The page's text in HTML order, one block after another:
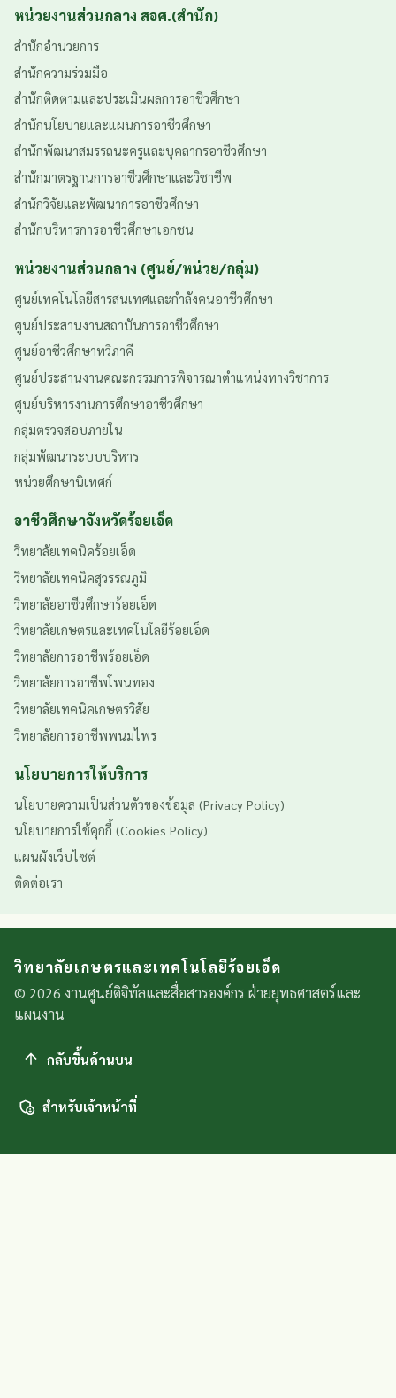
หน่วยงานส่วนกลาง สอศ.(สำนัก)
สำนักอำนวยการ
สำนักความร่วมมือ
สำนักติดตามและประเมินผลการอาชีวศึกษา
สำนักนโยบายและแผนการอาชีวศึกษา
สำนักพัฒนาสมรรถนะครูและบุคลากรอาชีวศึกษา
สำนักมาตรฐานการอาชีวศึกษาและวิชาชีพ
สำนักวิจัยและพัฒนาการอาชีวศึกษา
สำนักบริหารการอาชีวศึกษาเอกชน
หน่วยงานส่วนกลาง (ศูนย์/หน่วย/กลุ่ม)
ศูนย์เทคโนโลยีสารสนเทศและกำลังคนอาชีวศึกษา
ศูนย์ประสานงานสถาบันการอาชีวศึกษา
ศูนย์อาชีวศึกษาทวิภาคี
ศูนย์ประสานงานคณะกรรมการพิจารณาตำแหน่งทางวิชาการ
ศูนย์บริหารงานการศึกษาอาชีวศึกษา
กลุ่มตรวจสอบภายใน
กลุ่มพัฒนาระบบบริหาร
หน่วยศึกษานิเทศก์
อาชีวศึกษาจังหวัดร้อยเอ็ด
วิทยาลัยเทคนิคร้อยเอ็ด
วิทยาลัยเทคนิคสุวรรณภูมิ
วิทยาลัยอาชีวศึกษาร้อยเอ็ด
วิทยาลัยเกษตรและเทคโนโลยีร้อยเอ็ด
วิทยาลัยการอาชีพร้อยเอ็ด
วิทยาลัยการอาชีพโพนทอง
วิทยาลัยเทคนิคเกษตรวิสัย
วิทยาลัยการอาชีพพนมไพร
นโยบายการให้บริการ
นโยบายความเป็นส่วนตัวของข้อมูล (Privacy Policy)
นโยบายการใช้คุกกี้ (Cookies Policy)
แผนผังเว็บไซต์
ติดต่อเรา
วิทยาลัยเกษตรและเทคโนโลยีร้อยเอ็ด
© 2026 งานศูนย์ดิจิทัลและสื่อสารองค์กร ฝ่ายยุทธศาสตร์และ
แผนงาน
กลับขึ้นด้านบน
สำหรับเจ้าหน้าที่